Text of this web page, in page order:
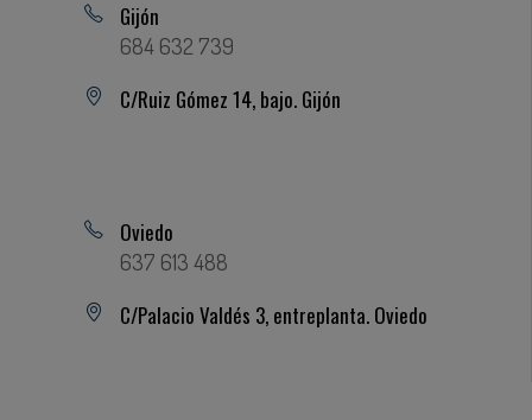
Gijón
684 632 739
C/Ruiz Gómez 14, bajo. Gijón
Oviedo
637 613 488
C/Palacio Valdés 3, entreplanta. Oviedo